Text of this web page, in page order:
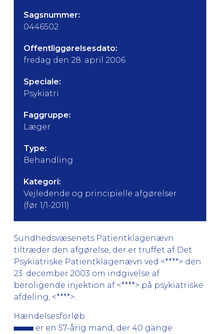
Sagsnummer:
0446502
Offentliggørelsesdato:
fredag den 28. april 2006
Speciale:
Psykiatri
Faggruppe:
Læger
Type:
Behandling
Kategori:
Vejledende og principielle afgørelser
(før 1/1-2011)
Sundhedsvæsenets Patientklagenævn
tiltræder den afgørelse, der er truffet af Det
Psykiatriske Patientklagenævn ved <****> den
23. december 2003 om indgivelse af
beroligende injektion af <****> på psykiatriske
afdeling, <****>.
Hændelsesforløb
er en 57-årig mand, der 40 gange